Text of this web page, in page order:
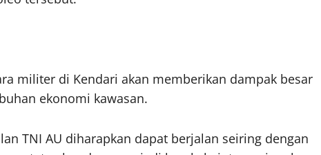
militer di Kendari akan memberikan dampak besar
ekonomi kawasan.
TNI AU diharapkan dapat berjalan seiring dengan